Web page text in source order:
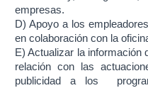
empresas.
D) Apoyo a los
en colaboración con la
E) Actualizar la información
relación con las
publicidad a los